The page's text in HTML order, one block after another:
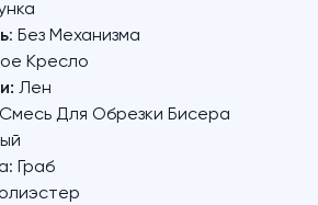
: Без Механизма
Кресло
Лен
Смесь Для Обрезки Бисера
Граб